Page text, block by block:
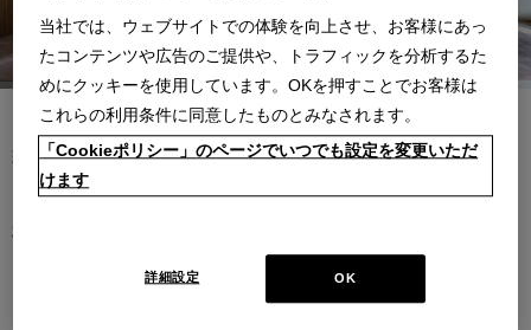
現代を代表する建築家やデザイナーとのコラボレーションによるコ
レクション。
材のクオリティがなければ、決して実現しないラインナップです。
デザイナー紹介を見る
当社では、ウェブサイトでの体験を向上させ、お客様にあっ
たコンテンツや広告のご提供や、トラフィックを分析するた
めにクッキーを使用しています。OKを押すことでお客様は
これらの利用条件に同意したものとみなされます。
「Cookieポリシー」のページでいつでも設定を変更いただ
けます
OK
詳細設定